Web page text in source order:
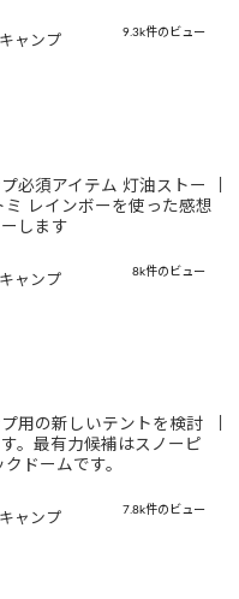
9.3k件のビュー
キャンプ
必須アイテム 灯油ストー
ミ レインボーを使った感想
します
8k件のビュー
キャンプ
用の新しいテントを検討
。最有力候補はスノーピ
ドームです。
7.8k件のビュー
キャンプ